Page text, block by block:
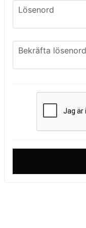
Lösenord
Lösenord
Bekräfta lösenord